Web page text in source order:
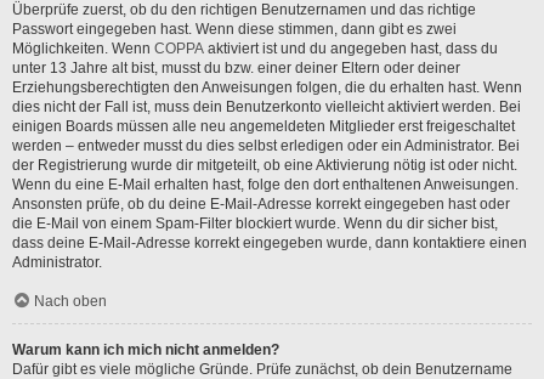
Überprüfe zuerst, ob du den richtigen Benutzernamen und das richtige
Passwort eingegeben hast. Wenn diese stimmen, dann gibt es zwei
Möglichkeiten. Wenn COPPA aktiviert ist und du angegeben hast, dass du
unter 13 Jahre alt bist, musst du bzw. einer deiner Eltern oder deiner
Erziehungsberechtigten den Anweisungen folgen, die du erhalten hast. Wenn
dies nicht der Fall ist, muss dein Benutzerkonto vielleicht aktiviert werden. Bei
einigen Boards müssen alle neu angemeldeten Mitglieder erst freigeschaltet
werden – entweder musst du dies selbst erledigen oder ein Administrator. Bei
der Registrierung wurde dir mitgeteilt, ob eine Aktivierung nötig ist oder nicht.
Wenn du eine E-Mail erhalten hast, folge den dort enthaltenen Anweisungen.
Ansonsten prüfe, ob du deine E-Mail-Adresse korrekt eingegeben hast oder
die E-Mail von einem Spam-Filter blockiert wurde. Wenn du dir sicher bist,
dass deine E-Mail-Adresse korrekt eingegeben wurde, dann kontaktiere einen
Administrator.
Nach oben
Warum kann ich mich nicht anmelden?
Dafür gibt es viele mögliche Gründe. Prüfe zunächst, ob dein Benutzername